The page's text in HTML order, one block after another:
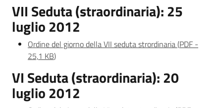
Territorio
Argomenti
Novità
Servizi
VII Seduta (straordinaria): 25
luglio 2012
Ordine del giorno della VII seduta strordinaria(PDF -
25,1 KB)
VI Seduta (straordinaria): 20
luglio 2012